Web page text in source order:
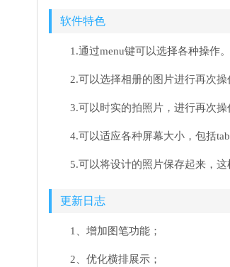
软件特色
1.通过menu键可以选择各种操作。
2.可以选择相册的图片进行再次操
3.可以时实的拍照片，进行再次
4.可以适应各种屏幕大小，包括
5.可以将设计的照片保存起来，这
更新日志
1、增加图笔功能；
2、优化横排展示；